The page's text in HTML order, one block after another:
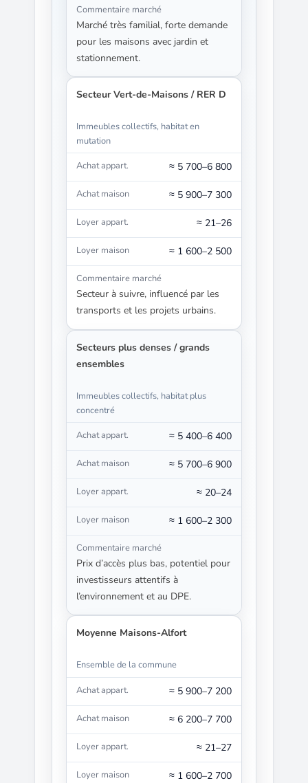
Marché très familial, forte demande
pour les maisons avec jardin et
stationnement.
Secteur Vert-de-Maisons / RER D
Immeubles collectifs, habitat en
mutation
≈ 5 700–6 800
≈ 5 900–7 300
≈ 21–26
≈ 1 600–2 500
Secteur à suivre, influencé par les
transports et les projets urbains.
Secteurs plus denses / grands
ensembles
Immeubles collectifs, habitat plus
concentré
≈ 5 400–6 400
≈ 5 700–6 900
≈ 20–24
≈ 1 600–2 300
Prix d’accès plus bas, potentiel pour
investisseurs attentifs à
l’environnement et au DPE.
Moyenne Maisons-Alfort
Ensemble de la commune
≈ 5 900–7 200
≈ 6 200–7 700
≈ 21–27
≈ 1 600–2 700